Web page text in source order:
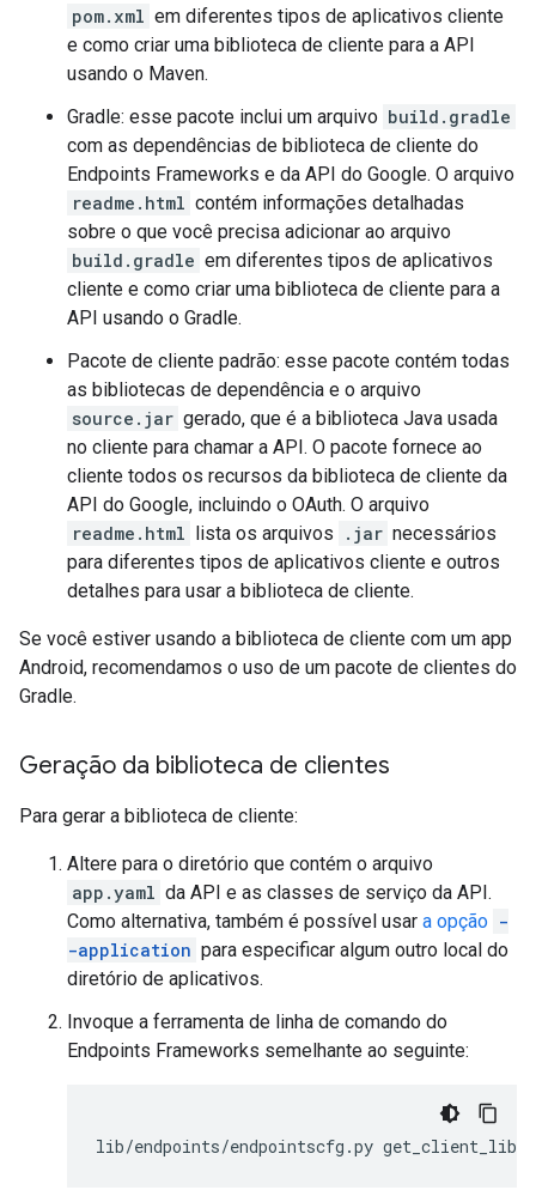
pom.xml em diferentes tipos de aplicativos cliente
e como criar uma biblioteca de cliente para a API
usando o Maven.
Gradle: esse pacote inclui um arquivo build.gradle
com as dependências de biblioteca de cliente do
Endpoints Frameworks e da API do Google. O arquivo
readme.html contém informações detalhadas
sobre o que você precisa adicionar ao arquivo
build.gradle em diferentes tipos de aplicativos
cliente e como criar uma biblioteca de cliente para a
API usando o Gradle.
Pacote de cliente padrão: esse pacote contém todas
as bibliotecas de dependência e o arquivo
source.jar gerado, que é a biblioteca Java usada
no cliente para chamar a API. O pacote fornece ao
cliente todos os recursos da biblioteca de cliente da
API do Google, incluindo o OAuth. O arquivo
readme.html lista os arquivos .jar necessários
para diferentes tipos de aplicativos cliente e outros
detalhes para usar a biblioteca de cliente.
Se você estiver usando a biblioteca de cliente com um app
Android, recomendamos o uso de um pacote de clientes do
Gradle.
Geração da biblioteca de clientes
Para gerar a biblioteca de cliente:
Altere para o diretório que contém o arquivo
app.yaml da API e as classes de serviço da API.
Como alternativa, também é possível usar a opção -
-application para especificar algum outro local do
diretório de aplicativos.
Invoque a ferramenta de linha de comando do
Endpoints Frameworks semelhante ao seguinte:
lib/endpoints/endpointscfg .py get_client_lib